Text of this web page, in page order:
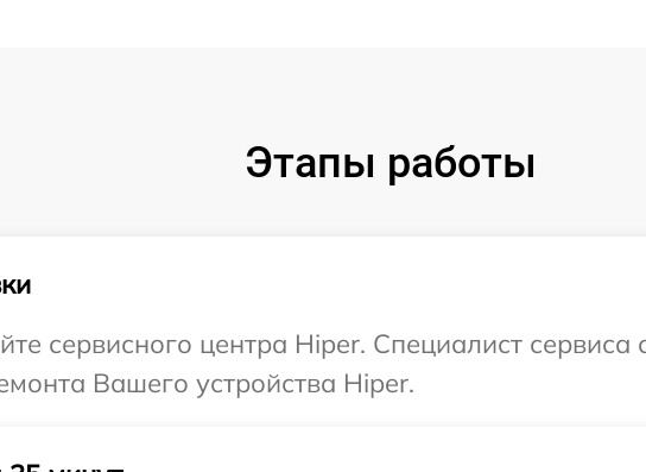
Этапы работы
сервисного центра Hiper. Специалист
Вашего устройства Hiper.